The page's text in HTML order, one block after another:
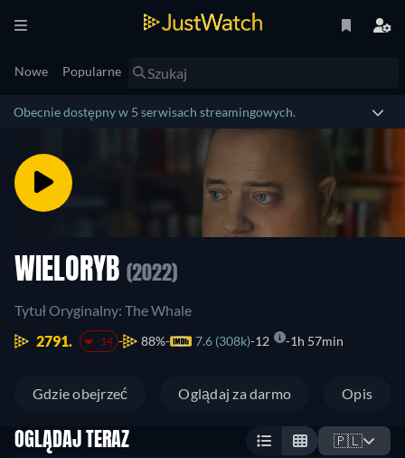
Nowe Popularne
Obecnie dostępny w 5 serwisach streamingowych.
WIELORYB (2022)
Tytuł Oryginalny: The Whale
2791.
-14 88% 7.6 (308k) 12 1h 57min
Gdzie obejrzeć Oglądaj za darmo Opis
OGLĄDAJ TERAZ 🇵🇱